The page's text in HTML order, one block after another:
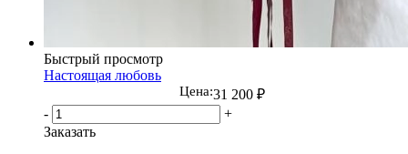
Быстрый просмотр
Настоящая любовь
Цена:31 200 ₽
-
+
Заказать